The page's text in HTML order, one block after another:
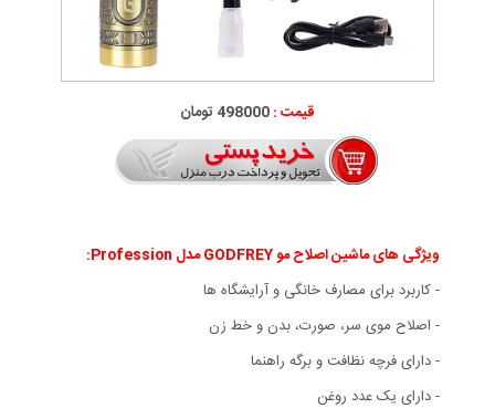
قیمت :498000 تومان
ویژگی های ماشین اصلاح مو GODFREY مدل Profession
:
- کاربرد برای مصارف خانگی و آرایشگاه ها
- اصلاح موی سر، صورت، بدن و خط زن
- دارای فرچه نظافت و برگه راهنما
- دارای یک عدد روغن